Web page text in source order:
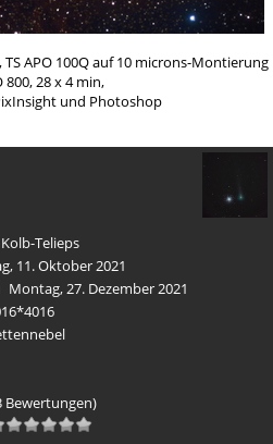
APO 100Q auf 10 microns-Montierung
800, 28 x 4 min,
und Photoshop
Telieps
11. Oktober 2021
Montag, 27. Dezember 2021
Bewertungen)